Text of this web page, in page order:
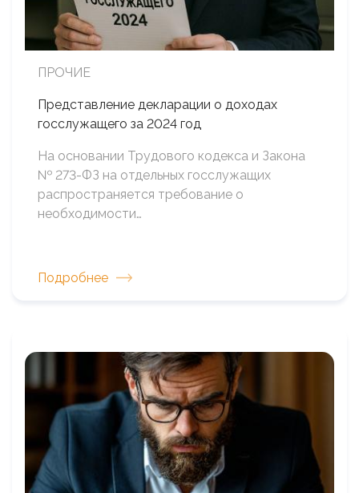
ПРОЧИЕ
Представление декларации о доходах
госслужащего за 2024 год
На основании Трудового кодекса и Закона
№ 273-ФЗ на отдельных госслужащих
распространяется требование о
необходимости…
Подробнее